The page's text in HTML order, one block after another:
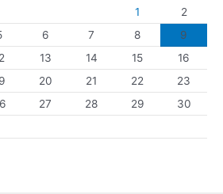
1
2
6 7 8
9
13 14 15
16
20 21 22
23
27 28 29
30